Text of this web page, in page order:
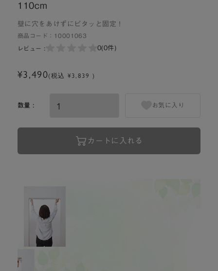
110cm
壁に穴をあけずにピタッと固定！
商品コード： 10001063
レビュー : 0(0件)
¥3,490(税込 ¥3,839 )
数量 :
カートに入れる
お気に入り